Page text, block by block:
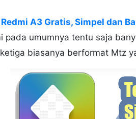
A3 Gratis, Simpel dan
pada umumnya tentu saja
biasanya berformat Mtz